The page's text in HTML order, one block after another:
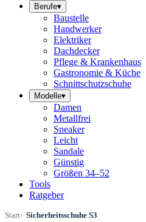
Berufe▾
Baustelle
Handwerker
Elektriker
Dachdecker
Pflege & Krankenhaus
Gastronomie & Küche
Schnittschutzschuhe
Modelle▾
Damen
Metallfrei
Sneaker
Leicht
Sandale
Günstig
Größen 34–52
Tools
Ratgeber
Start Sicherheitsschuhe S3